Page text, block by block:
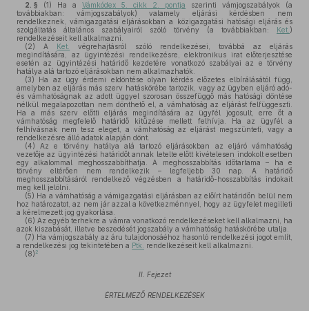
2. § (1) Ha a Vámkódex 5. cikk 2. pontja szerinti vámjogszabályok (a
továbbiakban: vámjogszabályok) valamely eljárási kérdésben nem
rendelkeznek, vámigazgatási eljárásokban a közigazgatási hatósági eljárás és
szolgáltatás általános szabályairól szóló törvény (a továbbiakban: Ket. )
rendelkezéseit kell alkalmazni.
(2) A Ket.
végrehajtásról szóló rendelkezései, továbbá az eljárás
megindítására, az ügyintézési rendelkezésre, elektronikus irat előterjesztése
esetén az ügyintézési határidő kezdetére vonatkozó szabályai az e törvény
hatálya alá tartozó eljárásokban nem alkalmazhatók.
(3) Ha az ügy érdemi eldöntése olyan kérdés előzetes elbírálásától függ,
amelyben az eljárás más szerv hatáskörébe tartozik, vagy az ügyben eljáró adó-
és vámhatóságnak az adott üggyel szorosan összefüggő más hatósági döntése
nélkül megalapozottan nem dönthető el, a vámhatóság az eljárást felfüggeszti.
Ha a más szerv előtti eljárás megindítására az ügyfél jogosult, erre őt a
vámhatóság megfelelő határidő kitűzése mellett felhívja. Ha az ügyfél a
felhívásnak nem tesz eleget, a vámhatóság az eljárást megszünteti, vagy a
rendelkezésre álló adatok alapján dönt.
(4) Az e törvény hatálya alá tartozó eljárásokban az eljáró vámhatóság
vezetője az ügyintézési határidőt annak letelte előtt kivételesen indokolt esetben
egy alkalommal meghosszabbíthatja. A meghosszabbítás időtartama – ha e
törvény eltérően nem rendelkezik – legfeljebb 30 nap. A határidő
meghosszabbításáról rendelkező végzésben a határidő-hosszabbítás indokait
meg kell jelölni.
(5) Ha a vámhatóság a vámigazgatási eljárásban az előírt határidőn belül nem
hoz határozatot, az nem jár azzal a következménnyel, hogy az ügyfelet megilleti
a kérelmezett jog gyakorlása.
(6) Az egyéb terhekre a vámra vonatkozó rendelkezéseket kell alkalmazni, ha
azok kiszabását, illetve beszedését jogszabály a vámhatóság hatáskörébe utalja.
(7) Ha vámjogszabály az áru tulajdonosáéhoz hasonló rendelkezési jogot említ,
a rendelkezési jog tekintetében a Ptk.
rendelkezéseit kell alkalmazni.
(8) 2
II. Fejezet
ÉRTELMEZŐ RENDELKEZÉSEK